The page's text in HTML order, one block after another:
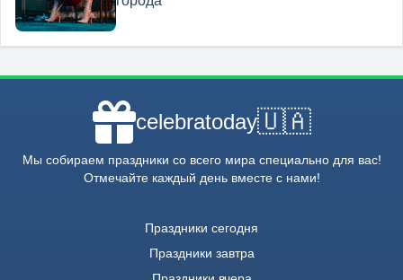
celebratoday🇺🇦
Мы собираем праздники со всего мира специально для вас!
Отмечайте каждый день вместе с нами!
Праздники сегодня
Праздники завтра